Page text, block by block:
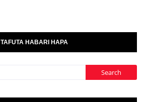
TAFUTA HABARI HAPA